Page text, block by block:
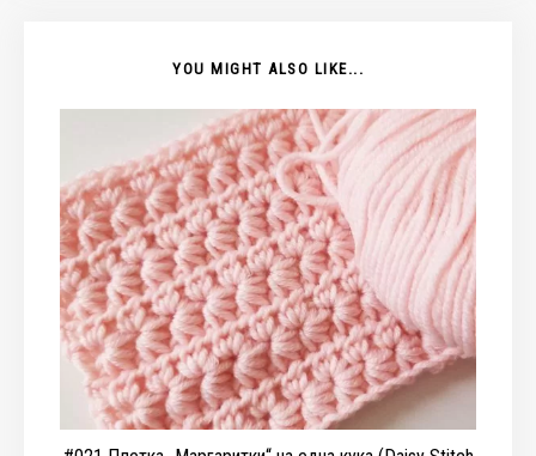
YOU MIGHT ALSO LIKE...